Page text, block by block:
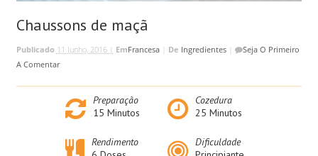
Chaussons de maçã
Publicado 11 Junho, 2016 | EmFrancesa| De Ingredientes|
Seja O Primeiro
A Comentar
Preparação
15 Minutos
Cozedura
25 Minutos
Rendimento
Dificuldade